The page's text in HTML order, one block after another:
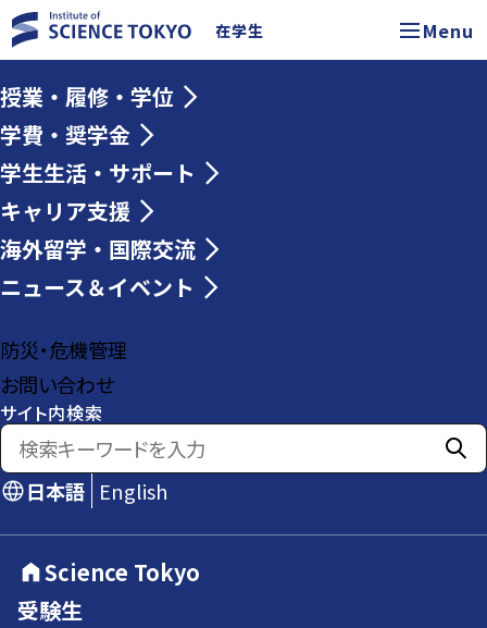
在学生 Menu
授業・履修・学位
学費・奨学金
学生生活・サポート
キャリア支援
海外留学・国際交流
ニュース＆イベント
防災・危機管理
お問い合わせ
サイト内検索
日本語 English
Science Tokyo
受験生